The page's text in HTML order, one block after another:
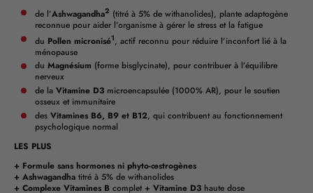
de l’Ashwagandha2 (titré à 5% de withanolides), plante adaptogène
reconnue pour aider l’organisme à gérer le stress et la fatigue
du Pollen micronisé1, actif reconnu pour réduire l’inconfort lié à la
ménopause
du Magnésium (forme bisglycinate), pour contribuer à l’équilibre
nerveux
de la Vitamine D3 microencapsulée (1000% AR), pour le soutien
osseux et immunitaire
des Vitamines B6, B9 et B12, qui contribuent au fonctionnement
psychologique normal
LES PLUS
+ Formule sans hormones ni phyto-œstrogènes
+ Ashwagandha titré à 5% de withanolides
+ Complexe Vitamines B complet + Vitamine D3 haute dose